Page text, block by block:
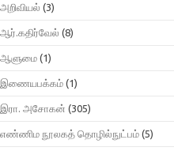
அறிவியல் (3)
ஆர்.கதிர்வேல் (8)
ஆளுமை (1)
இணையபக்கம் (1)
இரா. அசோகன் (305)
எண்ணிம நூலகத் தொழில்நுட்பம் (5)